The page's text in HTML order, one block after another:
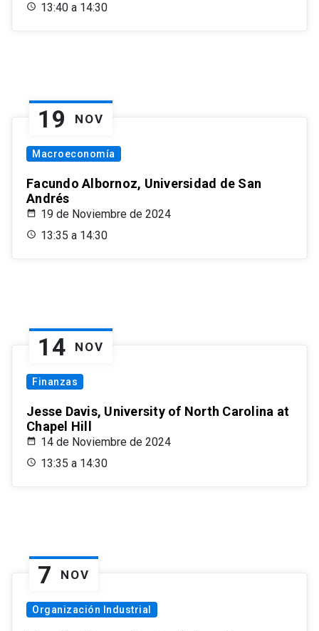
13:40 a 14:30
19 NOV
Macroeconomía
Facundo Albornoz, Universidad de San
Andrés
19 de Noviembre de 2024
13:35 a 14:30
14 NOV
Finanzas
Jesse Davis, University of North Carolina at
Chapel Hill
14 de Noviembre de 2024
13:35 a 14:30
7 NOV
Organización Industrial